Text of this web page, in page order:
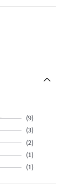
(9)
(3)
(2)
(1)
(1)